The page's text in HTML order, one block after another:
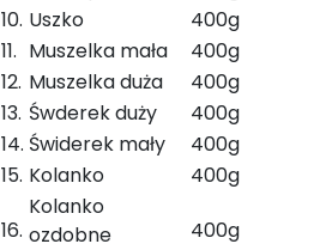
10. Uszko 400g
11. Muszelka mała 400g
12. Muszelka duża 400g
13. Śwderek duży 400g
14. Świderek mały 400g
15. Kolanko 400g
16.
Kolanko
ozdobne
400g